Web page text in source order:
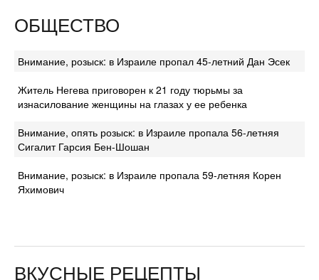
ОБЩЕСТВО
Внимание, розыск: в Израиле пропал 45-летний Дан Эсек
Житель Негева приговорен к 21 году тюрьмы за
изнасилование женщины на глазах у ее ребенка
Внимание, опять розыск: в Израиле пропала 56-летняя
Сигалит Гарсия Бен-Шошан
Внимание, розыск: в Израиле пропала 59-летняя Корен
Яхимович
ВКУСНЫЕ РЕЦЕПТЫ